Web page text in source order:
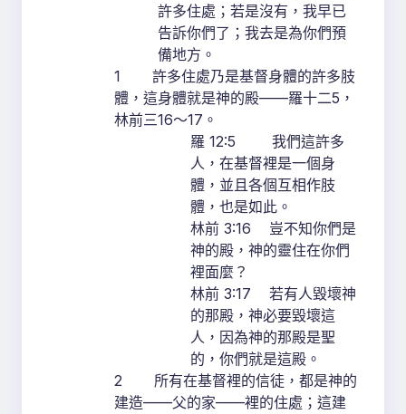
許多住處；若是沒有，我早已
告訴你們了；我去是為你們預
備地方。
1 許多住處乃是基督身體的許多肢
體，這身體就是神的殿——羅十二5，
林前三16～17。
羅 12:5 我們這許多
人，在基督裡是一個身
體，並且各個互相作肢
體，也是如此。
林前 3:16 豈不知你們是
神的殿，神的靈住在你們
裡面麼？
林前 3:17 若有人毀壞神
的那殿，神必要毀壞這
人，因為神的那殿是聖
的，你們就是這殿。
2 所有在基督裡的信徒，都是神的
建造——父的家——裡的住處；這建